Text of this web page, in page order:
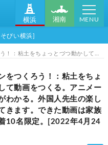
横浜 湘南 MENU
びい横浜]
アニメーションをつくろう！：粘土をちょっとづつ動かして動画をつくる。アニメーションの基本がわかる。外国人先生の楽しい授業がやってきます。できた動画は家族で見れる！先着10名限定。[2022年4月24日(日)]
をつくろう！：粘土をちょ
て動画をつくる。アニメー
わかる。外国人先生の楽し
きます。できた動画は家族
10名限定。[2022年4月24